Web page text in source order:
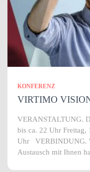
KONFERENZ
VIRTIMO
VERANSTALTUNG.
bis ca. 22 Uhr Freitag,
Uhr VERBINDUNG.
Austausch mit Ihnen